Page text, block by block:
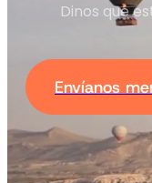
Dinos qué
Envíanos